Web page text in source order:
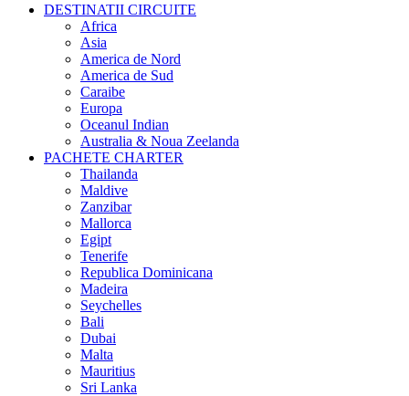
DESTINATII CIRCUITE
Africa
Asia
America de Nord
America de Sud
Caraibe
Europa
Oceanul Indian
Australia & Noua Zeelanda
PACHETE CHARTER
Thailanda
Maldive
Zanzibar
Mallorca
Egipt
Tenerife
Republica Dominicana
Madeira
Seychelles
Bali
Dubai
Malta
Mauritius
Sri Lanka